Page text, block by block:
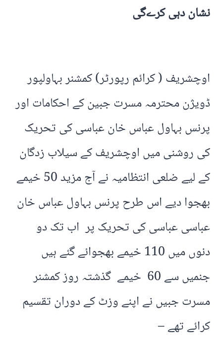
نشان دہی کرےگی
اوچشریف ( کرائم رپورٹر) کمشنر بہاولپور
ڈویژن محترمہ مسرت جبین کے احکامات اور
پرنس بہاول عباس خان عباسی کی تحریک
کی روشنی میں اوچشریف کے سیلاب زدگان
کے لیے ضلعی انتظامیہ نے آج مزید 50 خیمے
بھجوا دیے اس طرح پرنس بہاول عباس خان
عباسی عباسی کی تحریک پر اب تک دو
دنوں میں 110 خیمے بھجوائے گئے ہیں
جنمیں سے 60 خیمے گذشتہ روز کمشنر
مسرت جبیں نے اپنے وزٹ کے دوران تقسیم
کرائے تھے –